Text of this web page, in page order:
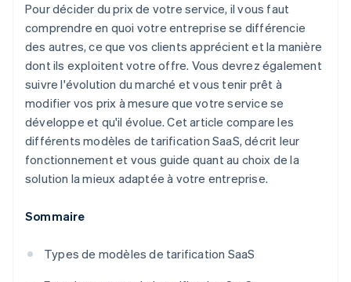
Pour décider du prix de votre service, il vous faut
comprendre en quoi votre entreprise se différencie
des autres, ce que vos clients apprécient et la manière
dont ils exploitent votre offre. Vous devrez également
suivre l'évolution du marché et vous tenir prêt à
modifier vos prix à mesure que votre service se
développe et qu'il évolue. Cet article compare les
différents modèles de tarification SaaS, décrit leur
fonctionnement et vous guide quant au choix de la
solution la mieux adaptée à votre entreprise.
Sommaire
Types de modèles de tarification SaaS